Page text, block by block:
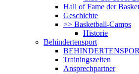
Hall of Fame der
Geschichte
>> Basketball-Camps
Historie
Behindertensport
Trainingszeiten
Ansprechpartner